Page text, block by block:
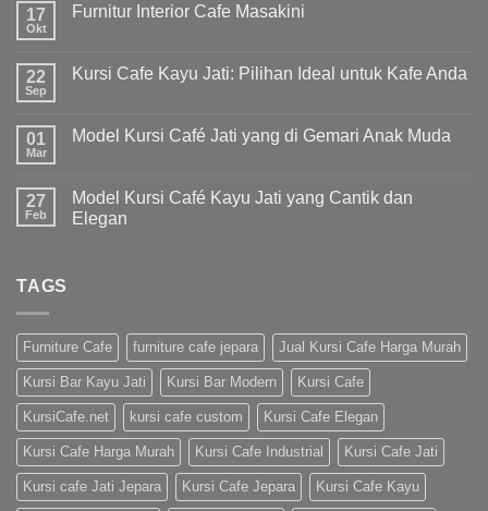
17
Okt
Furnitur Interior Cafe Masakini
22
Sep
Kursi Cafe Kayu Jati: Pilihan Ideal untuk Kafe Anda
01
Mar
Model Kursi Café Jati yang di Gemari Anak Muda
27
Feb
Model Kursi Café Kayu Jati yang Cantik dan
Elegan
TAGS
Furniture Cafe furniture cafe jepara Jual Kursi Cafe Harga Murah
Kursi Bar Kayu Jati Kursi Bar Modern Kursi Cafe
KursiCafe.net kursi cafe custom Kursi Cafe Elegan
Kursi Cafe Harga Murah Kursi Cafe Industrial Kursi Cafe Jati
Kursi cafe Jati Jepara Kursi Cafe Jepara Kursi Cafe Kayu